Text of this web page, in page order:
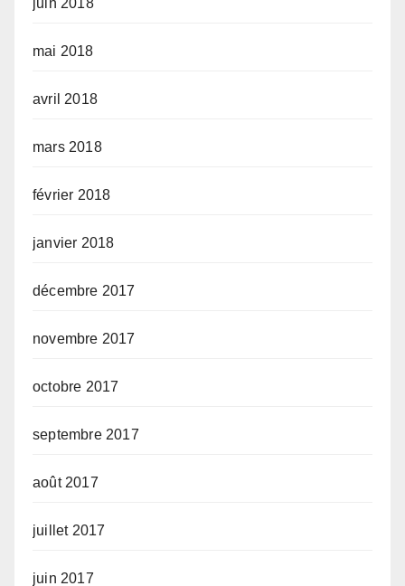
mai 2018
avril 2018
mars 2018
février 2018
janvier 2018
décembre 2017
novembre 2017
octobre 2017
septembre 2017
août 2017
juillet 2017
juin 2017